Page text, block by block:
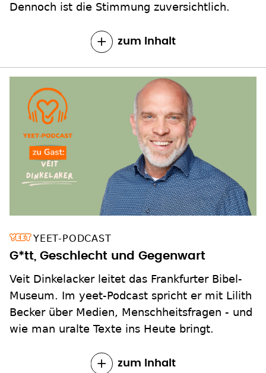
Dennoch ist die Stimmung zuversichtlich.
zum Inhalt
YEET-PODCAST
G*tt, Geschlecht und Gegenwart
Veit Dinkelacker leitet das Frankfurter Bibel-
Museum. Im yeet-Podcast spricht er mit Lilith
Becker über Medien, Menschheitsfragen - und
wie man uralte Texte ins Heute bringt.
zum Inhalt